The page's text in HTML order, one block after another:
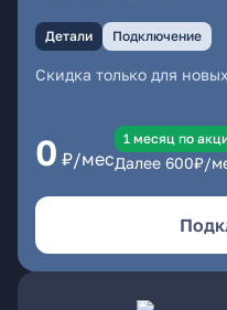
Детали Подключение
Скидка только для
0 ₽/мес
1 месяц по
Далее 600₽/